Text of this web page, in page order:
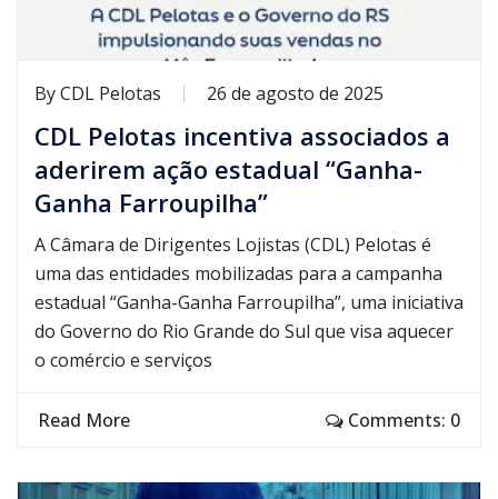
ByCDL Pelotas 26 de agosto de 2025
CDL Pelotas incentiva associados a
aderirem ação estadual “Ganha-
Ganha Farroupilha”
A Câmara de Dirigentes Lojistas (CDL) Pelotas é
uma das entidades mobilizadas para a campanha
estadual “Ganha-Ganha Farroupilha”, uma iniciativa
do Governo do Rio Grande do Sul que visa aquecer
o comércio e serviços
Read More Comments: 0